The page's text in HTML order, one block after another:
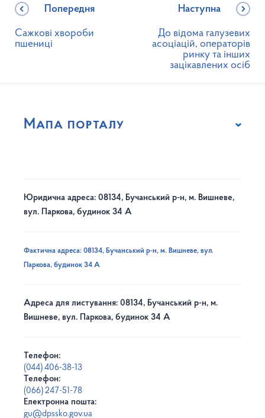
Попередня
Сажкові хвороби
пшениці
Наступна
До відома галузевих
асоціацій, операторів
ринку та інших
зацікавлених осіб
Мапа порталу
Юридична адреса: 08134, Бучанський р-н, м. Вишневе,
вул. Паркова, будинок 34 А
Фактична адреса: 08134, Бучанський р-н, м. Вишневе, вул.
Паркова, будинок 34 А
Адреса для листування: 08134, Бучанський р-н, м.
Вишневе, вул. Паркова, будинок 34 А
Телефон:
(044) 406-38-13
Телефон:
(066) 247-51-78
Електронна пошта:
gu@dpssko.gov.ua